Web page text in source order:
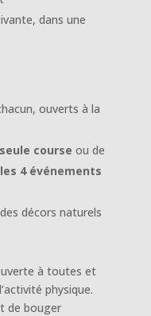
dans une
ouverts à la
course ou de
4 événements
décors naturels
à toutes et
physique.
de bouger